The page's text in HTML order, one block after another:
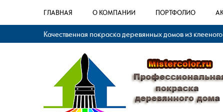
ГЛАВНАЯ О КОМПАНИИ ПОРТФОЛИО
Качественная покраска деревянных домов из